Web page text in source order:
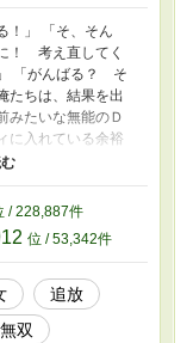
！」 「そ、そん
！ 考え直してく
「がんばる？ そ
ちは、結果を出
たいな無能のＤ
に入れている余裕
ティ”黒き炎”を
ク支援魔法士のロ
、彼を拾う者が現
さん。パーティメ
「あ、ああ。そう
ーシャというので
のです」 ミーシ
”に加入する。 剣
務へ向かう。 「こ
/ 228,887件
位 / 53,342件
追放
無双